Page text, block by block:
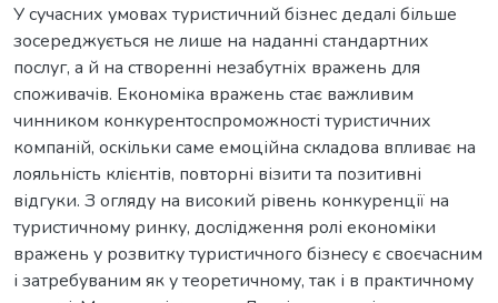
У сучасних умовах туристичний бізнес дедалі більше
зосереджується не лише на наданні стандартних
послуг, а й на створенні незабутніх вражень для
споживачів. Економіка вражень стає важливим
чинником конкурентоспроможності туристичних
компаній, оскільки саме емоційна складова впливає на
лояльність клієнтів, повторні візити та позитивні
відгуки. З огляду на високий рівень конкуренції на
туристичному ринку, дослідження ролі економіки
вражень у розвитку туристичного бізнесу є своєчасним
і затребуваним як у теоретичному, так і в практичному